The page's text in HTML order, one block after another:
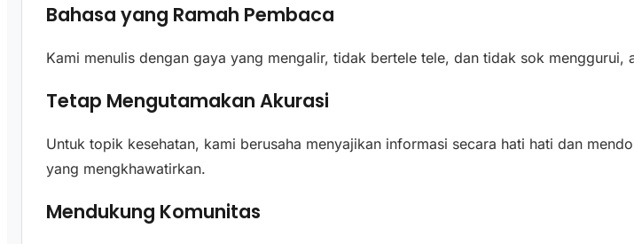
Bahasa yang Ramah Pembaca
Kami menulis dengan gaya yang mengalir, tidak bertele tele, dan tidak sok menggurui,
Tetap Mengutamakan Akurasi
Untuk topik kesehatan, kami berusaha menyajikan informasi secara hati hati dan
yang mengkhawatirkan.
Mendukung Komunitas